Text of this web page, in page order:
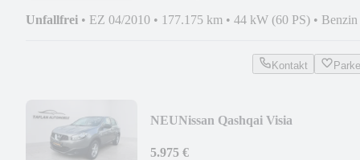
Unfallfrei • EZ 04/2010 • 177.175 km • 44 kW (60 PS) • Benzin
Kontakt
NEUNissan Qashqai Visia
5.975 €